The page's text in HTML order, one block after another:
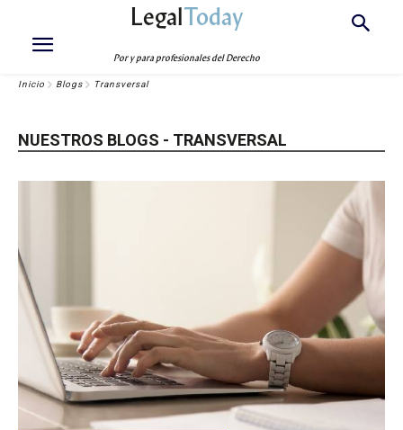
LegalToday
Por y para profesionales del Derecho
Inicio Blogs Transversal
NUESTROS BLOGS - TRANSVERSAL